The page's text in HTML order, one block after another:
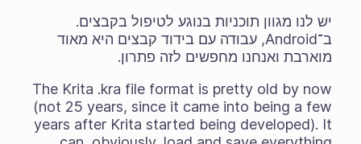
יש לנו מגוון תוכניות בנוגע לטיפול בקבצים.
ב־Android, עבודה עם בידוד קבצים היא מאוד
מוארבת ואנחנו מחפשים לזה פתרון.
The Krita .kra file format is pretty old by now
(not 25 years, since it came into being a few
years after Krita started being developed). It